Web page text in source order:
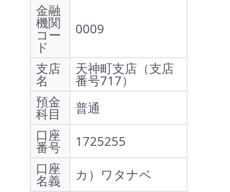
金融
機関
コー
ド
0009
支店
名
天神町支店（支店
番号717）
預金
科目
普通
口座
番号
1725255
口座
名義
カ）ワタナベ